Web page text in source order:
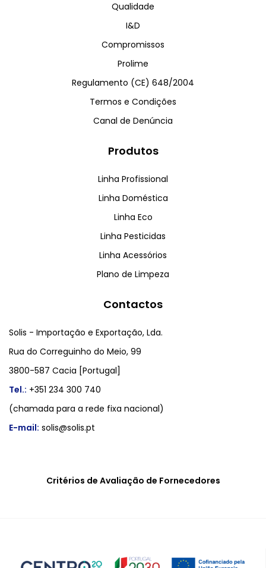
Qualidade
I&D
Compromissos
Prolime
Regulamento (CE) 648/2004
Termos e Condições
Canal de Denúncia
Produtos
Linha Profissional
Linha Doméstica
Linha Eco
Linha Pesticidas
Linha Acessórios
Plano de Limpeza
Contactos
Solis - Importação e Exportação, Lda.
Rua do Correguinho do Meio, 99
3800-587 Cacia [Portugal]
Tel.: +351 234 300 740
(chamada para a rede fixa nacional)
E-mail: solis@solis.pt
Critérios de Avaliação de Fornecedores